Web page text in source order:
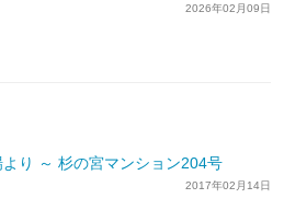
2026年02月09日
り ～ 杉の宮マンション204号
2017年02月14日